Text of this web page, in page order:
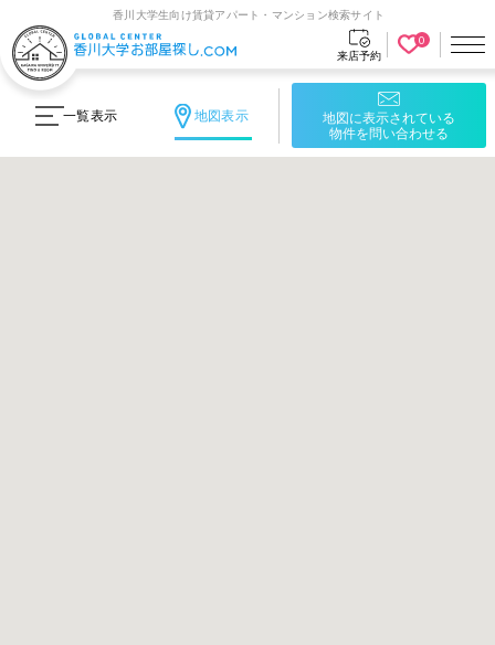
香川大学生向け賃貸アパート・マンション検索サイト
来店予約
0
一覧表示 地図表示
地図に表示されている
物件を問い合わせる